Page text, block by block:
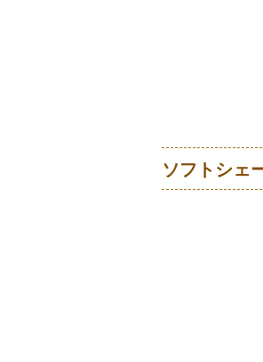
ソフトシェ